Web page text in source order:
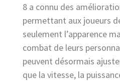
8 a connu des
permettant aux joueurs
seulement l’apparence
combat de leurs
peuvent désormais
que la vitesse, la